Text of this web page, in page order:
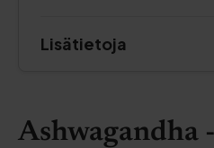
Lisätietoja
Ashwagandha